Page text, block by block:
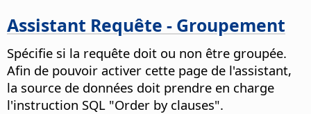
Assistant Requête - Groupement
Spécifie si la requête doit ou non être groupée.
Afin de pouvoir activer cette page de l'assistant,
la source de données doit prendre en charge
l'instruction SQL "Order by clauses".